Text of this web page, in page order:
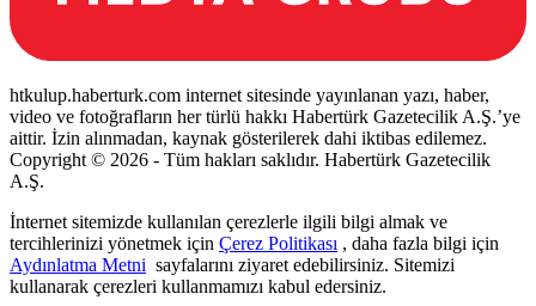
htkulup.haberturk.com internet sitesinde yayınlanan yazı, haber,
video ve fotoğrafların her türlü hakkı Habertürk Gazetecilik A.Ş.’ye
aittir. İzin alınmadan, kaynak gösterilerek dahi iktibas edilemez.
Copyright © 2026 - Tüm hakları saklıdır. Habertürk Gazetecilik
A.Ş.
İnternet sitemizde kullanılan çerezlerle ilgili bilgi almak ve
tercihlerinizi yönetmek için Çerez Politikası , daha fazla bilgi için
Aydınlatma Metni sayfalarını ziyaret edebilirsiniz. Sitemizi
kullanarak çerezleri kullanmamızı kabul edersiniz.